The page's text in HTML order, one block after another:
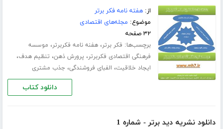
از:هفته نامه فکر برتر
موضوع: مجله‌های اقتصادی
۳۲ صفحه
برچسب‌ها: فکر برتر،هفنه نامه فکربرتر، موسسه
فرهنگی اقتصادی فکربرتر، پرورش ذهن، تنظیم هدف،
ایجاد خلاقیت، الفبای فروشندگی، جذب مشتری
دانلود کتاب
دانلود نشریه دید برتر - شماره 1